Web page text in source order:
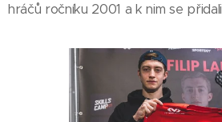
hráčů ročníku 2001 a k nim se